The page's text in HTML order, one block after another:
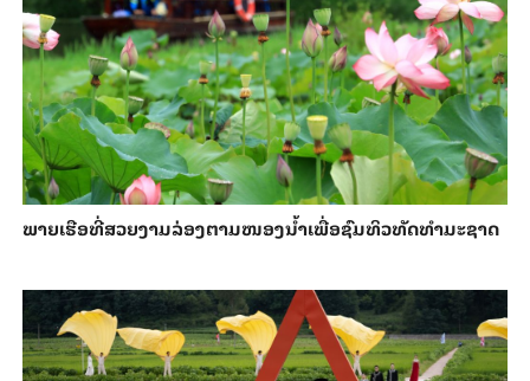
ພາຍ​ເຮືອທີ່​ສວຍ​ງາມ​ລ່ອງ​ຕາມ​​ໜອງນ້ຳ​​ເພື່ອ​ຊົມ​ທິວ​ທັດ​ທຳ​ມະ​ຊາດ